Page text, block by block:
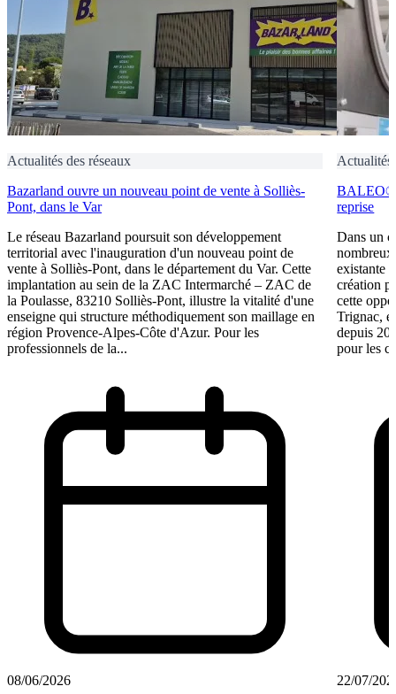
Actualités des réseaux
Bazarland ouvre un nouveau point de vente à Solliès-
Pont, dans le Var
Le réseau Bazarland poursuit son développement
territorial avec l'inauguration d'un nouveau point de
vente à Solliès-Pont, dans le département du Var. Cette
implantation au sein de la ZAC Intermarché – ZAC de
la Poulasse, 83210 Solliès-Pont, illustre la vitalité d'une
enseigne qui structure méthodiquement son maillage en
région Provence-Alpes-Côte d'Azur. Pour les
professionnels de la...
08/06/2026
Actualités
BALEO®
reprise
Dans un
nombreux
existante
création
cette
Trignac,
depuis
pour les
22/07/